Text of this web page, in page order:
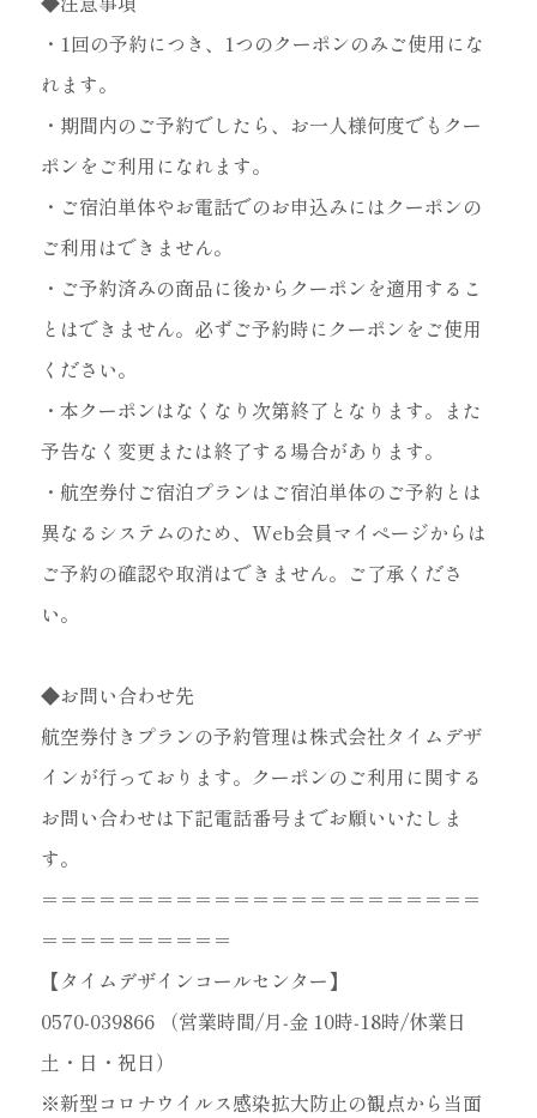
・1回の予約につき、1つのクーポンのみご使用にな
れます。
・期間内のご予約でしたら、お一人様何度でもクー
ポンをご利用になれます。
・ご宿泊単体やお電話でのお申込みにはクーポンの
ご利用はできません。
・ご予約済みの商品に後からクーポンを適用するこ
とはできません。必ずご予約時にクーポンをご使用
ください。
・本クーポンはなくなり次第終了となります。また
予告なく変更または終了する場合があります。
・航空券付ご宿泊プランはご宿泊単体のご予約とは
異なるシステムのため、Web会員マイページからは
ご予約の確認や取消はできません。ご了承くださ
い。
◆お問い合わせ先
航空券付きプランの予約管理は株式会社タイムデザ
インが行っております。クーポンのご利用に関する
お問い合わせは下記電話番号までお願いいたしま
す。
＝＝＝＝＝＝＝＝＝＝＝＝＝＝＝＝＝＝＝＝＝＝＝
＝＝＝＝＝＝＝＝＝＝
【タイムデザインコールセンター】
0570‐039866 （営業時間/月‐金 10時‐18時/休業日
土・日・祝日）
※新型コロナウイルス感染拡大防止の観点から当面